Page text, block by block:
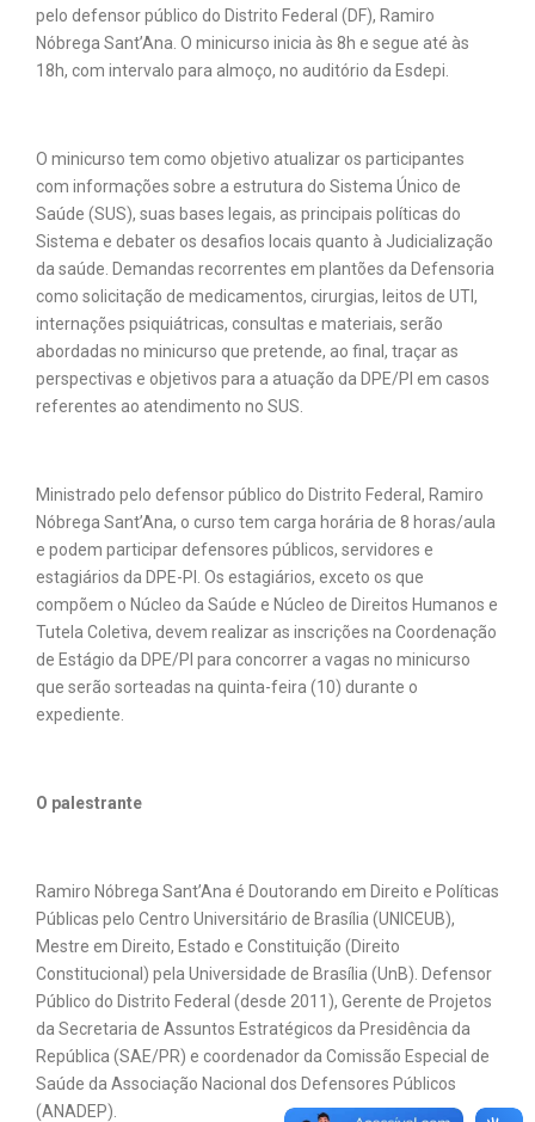
pelo defensor público do Distrito Federal (DF), Ramiro
Nóbrega Sant’Ana. O minicurso inicia às 8h e segue até às
18h, com intervalo para almoço, no auditório da Esdepi.
O minicurso tem como objetivo atualizar os participantes
com informações sobre a estrutura do Sistema Único de
Saúde (SUS), suas bases legais, as principais políticas do
Sistema e debater os desafios locais quanto à Judicialização
da saúde. Demandas recorrentes em plantões da Defensoria
como solicitação de medicamentos, cirurgias, leitos de UTI,
internações psiquiátricas, consultas e materiais, serão
abordadas no minicurso que pretende, ao final, traçar as
perspectivas e objetivos para a atuação da DPE/PI em casos
referentes ao atendimento no SUS.
Ministrado pelo defensor público do Distrito Federal, Ramiro
Nóbrega Sant’Ana, o curso tem carga horária de 8 horas/aula
e podem participar defensores públicos, servidores e
estagiários da DPE-PI. Os estagiários, exceto os que
compõem o Núcleo da Saúde e Núcleo de Direitos Humanos e
Tutela Coletiva, devem realizar as inscrições na Coordenação
de Estágio da DPE/PI para concorrer a vagas no minicurso
que serão sorteadas na quinta-feira (10) durante o
expediente.
O palestrante
Ramiro Nóbrega Sant’Ana é Doutorando em Direito e Políticas
Públicas pelo Centro Universitário de Brasília (UNICEUB),
Mestre em Direito, Estado e Constituição (Direito
Constitucional) pela Universidade de Brasília (UnB). Defensor
Público do Distrito Federal (desde 2011), Gerente de Projetos
da Secretaria de Assuntos Estratégicos da Presidência da
República (SAE/PR) e coordenador da Comissão Especial de
Saúde da Associação Nacional dos Defensores Públicos
(ANADEP).